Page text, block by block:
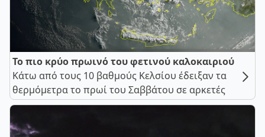
Το πιο κρύο πρωινό του φετινού καλοκαιριού
Κάτω από τους 10 βαθμούς Κελσίου έδειξαν τα
θερμόμετρα το πρωί του Σαββάτου σε αρκετές